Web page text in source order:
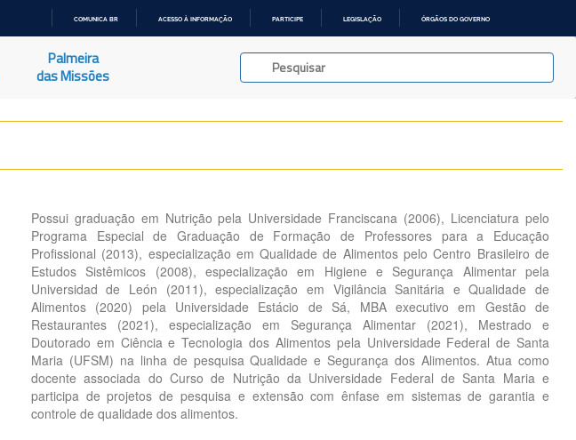
COMUNICA BR ACESSO À INFORMAÇÃO PARTICIPE LEGISLAÇÃO ÓRGÃOS DO GOVERNO
Palmeira
das Missões
Possui graduação em Nutrição pela Universidade Franciscana (2006), Licenciatura pelo
Programa Especial de Graduação de Formação de Professores para a Educação
Profissional (2013), especialização em Qualidade de Alimentos pelo Centro Brasileiro de
Estudos Sistêmicos (2008), especialização em Higiene e Segurança Alimentar pela
Universidad de León (2011), especialização em Vigilância Sanitária e Qualidade de
Alimentos (2020) pela Universidade Estácio de Sá, MBA executivo em Gestão de
Restaurantes (2021), especialização em Segurança Alimentar (2021), Mestrado e
Doutorado em Ciência e Tecnologia dos Alimentos pela Universidade Federal de Santa
Maria (UFSM) na linha de pesquisa Qualidade e Segurança dos Alimentos. Atua como
docente associada do Curso de Nutrição da Universidade Federal de Santa Maria e
participa de projetos de pesquisa e extensão com ênfase em sistemas de garantia e
controle de qualidade dos alimentos.